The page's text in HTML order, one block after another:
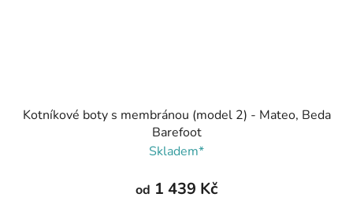
Kotníkové boty s membránou (model 2) - Mateo, Beda
Barefoot
Skladem*
od 1 439 Kč